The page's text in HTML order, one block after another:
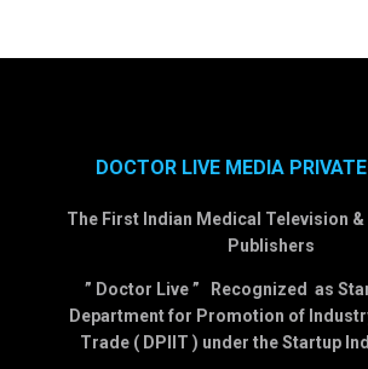
DOCTOR LIVE MEDIA
The First Indian Medical Television
Publishers
” Doctor Live ” Recognized as
Department for Promotion of
Trade ( DPIIT ) under the Startup